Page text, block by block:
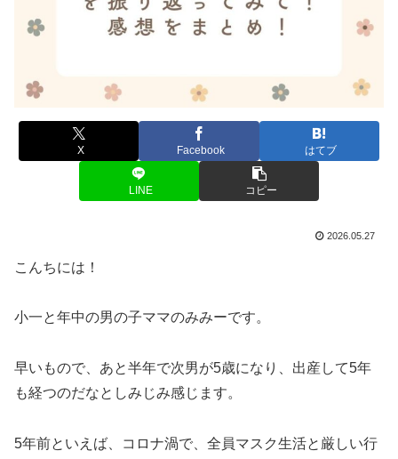
X Facebook はてブ
LINE コピー
2026.05.27
こんちには！
小一と年中の男の子ママのみみーです。
早いもので、あと半年で次男が5歳になり、出産して5年
も経つのだなとしみじみ感じます。
5年前といえば、コロナ渦で、全員マスク生活と厳しい行